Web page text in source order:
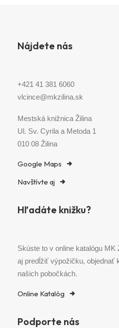
Nájdete nás
+421 41 381 6060
vlcince@mkzilina.sk
Mestská knižnica Žilina
Ul. Sv. Cyrila a Metoda 1
010 08 Žilina
Google Maps
Navštívte aj
Hľadáte knižku?
Skúste to v online katalógu MK
aj predĺžiť výpožičku, objednať
našich pobočkách.
Online Katalóg
Podporte nás